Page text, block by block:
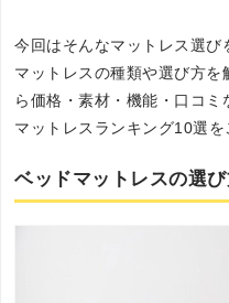
今回はそんなマットレス選び
マットレスの種類や選び方
ら価格・素材・機能・口コ
マットレスランキング10選を
ベッドマットレスの選